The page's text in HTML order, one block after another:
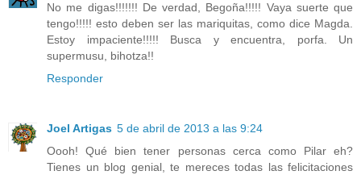
No me digas!!!!!!! De verdad, Begoña!!!!! Vaya suerte que
tengo!!!!! esto deben ser las mariquitas, como dice Magda.
Estoy impaciente!!!!! Busca y encuentra, porfa. Un
supermusu, bihotza!!
Responder
Joel Artigas 5 de abril de 2013 a las 9:24
Oooh! Qué bien tener personas cerca como Pilar eh?
Tienes un blog genial, te mereces todas las felicitaciones